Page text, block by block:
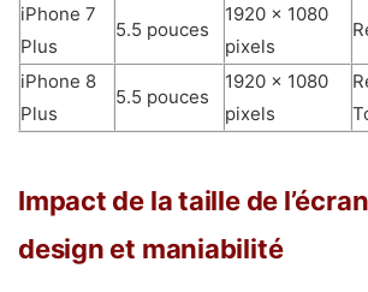
iPhone 7
Plus
5.5 pouces
1920 x 1080
pixels
iPhone 8
Plus
5.5 pouces
1920 x 1080
pixels
Impact de la taille de
design et maniabilité